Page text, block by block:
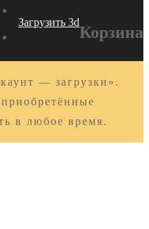
Загрузить 3d
Корзина
— загрузки».
в любое время.